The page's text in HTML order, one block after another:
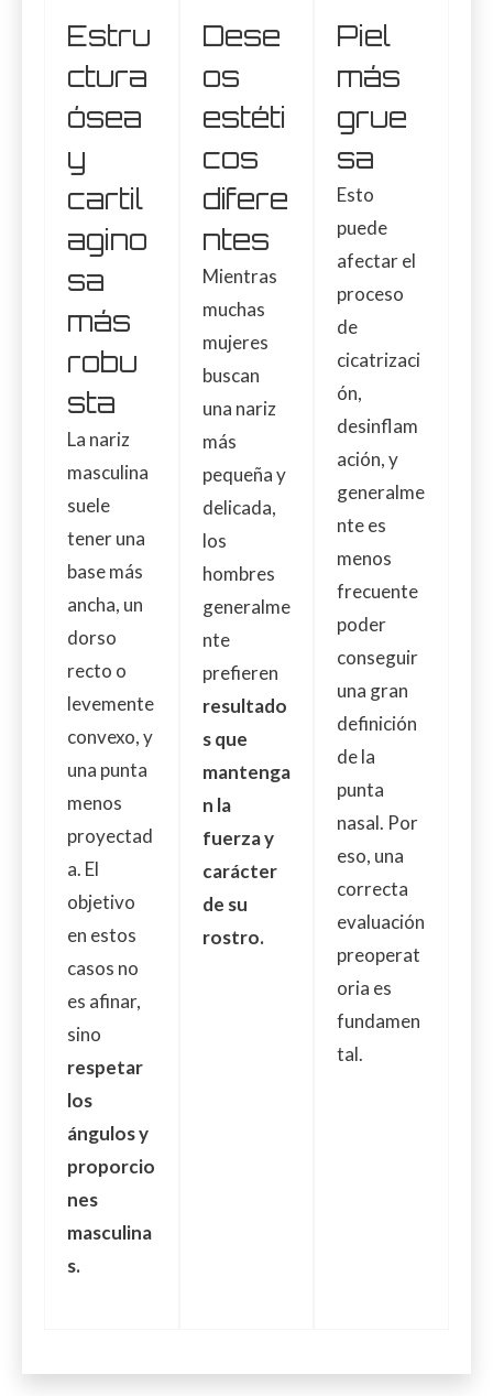
Estru
ctura
ósea
y
cartil
agino
sa
más
robu
sta
La nariz
masculina
suele
tener una
base más
ancha, un
dorso
recto o
levemente
convexo, y
una punta
menos
proyectad
a. El
objetivo
en estos
casos no
es afinar,
sino
respetar
los
ángulos y
proporcio
nes
masculina
s.
Dese
os
estéti
cos
difere
ntes
Mientras
muchas
mujeres
buscan
una nariz
más
pequeña y
delicada,
los
hombres
generalme
nte
prefieren
resultado
s que
mantenga
n la
fuerza y
carácter
de su
rostro.
Piel
más
grue
sa
Esto
puede
afectar el
proceso
de
cicatrizaci
ón,
desinflam
ación, y
generalme
nte es
menos
frecuente
poder
conseguir
una gran
definición
de la
punta
nasal. Por
eso, una
correcta
evaluación
preoperat
oria es
fundamen
tal.